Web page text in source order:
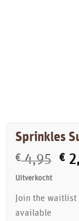
Sprinkles
€4,95
€
€
Uitverkocht
Join the
available